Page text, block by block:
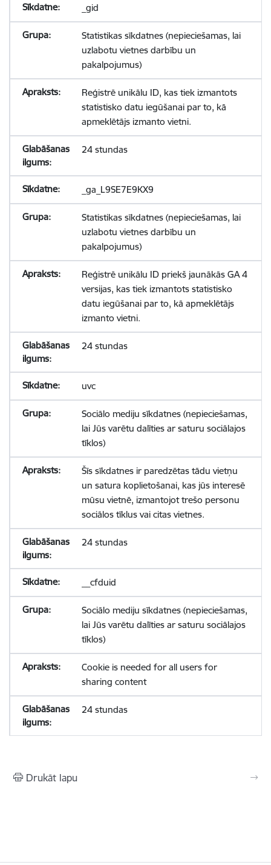
_gid
Statistikas sīkdatnes (nepieciešamas, lai
uzlabotu vietnes darbību un
pakalpojumus)
Reģistrē unikālu ID, kas tiek izmantots
statistisko datu iegūšanai par to, kā
apmeklētājs izmanto vietni.
24 stundas
_ga_L9SE7E9KX9
Statistikas sīkdatnes (nepieciešamas, lai
uzlabotu vietnes darbību un
pakalpojumus)
Reģistrē unikālu ID priekš jaunākās GA 4
versijas, kas tiek izmantots statistisko
datu iegūšanai par to, kā apmeklētājs
izmanto vietni.
24 stundas
uvc
Sociālo mediju sīkdatnes (nepieciešamas,
lai Jūs varētu dalīties ar saturu sociālajos
tīklos)
Šīs sīkdatnes ir paredzētas tādu vietņu
un satura koplietošanai, kas jūs interesē
mūsu vietnē, izmantojot trešo personu
sociālos tīklus vai citas vietnes.
24 stundas
__cfduid
Sociālo mediju sīkdatnes (nepieciešamas,
lai Jūs varētu dalīties ar saturu sociālajos
tīklos)
Cookie is needed for all users for
sharing content
24 stundas
Drukāt lapu